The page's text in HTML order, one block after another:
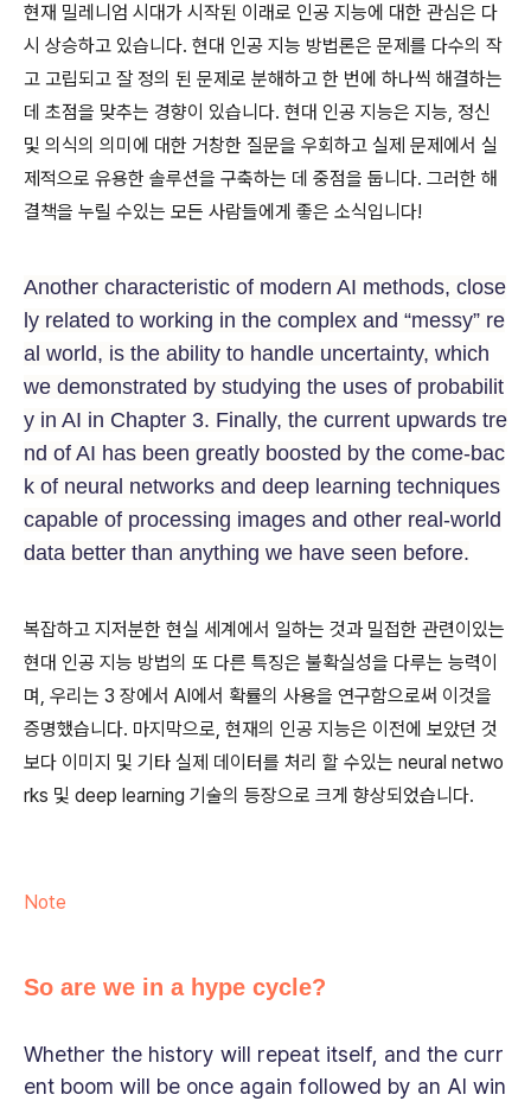
현재 밀레니엄 시대가 시작된 이래로 인공 지능에 대한 관심은 다
시 상승하고 있습니다. 현대 인공 지능 방법론은 문제를 다수의 작
고 고립되고 잘 정의 된 문제로 분해하고 한 번에 하나씩 해결하는
데 초점을 맞추는 경향이 있습니다. 현대 인공 지능은 지능, 정신
및 의식의 의미에 대한 거창한 질문을 우회하고 실제 문제에서 실
제적으로 유용한 솔루션을 구축하는 데 중점을 둡니다. 그러한 해
결책을 누릴 수있는 모든 사람들에게 좋은 소식입니다!
Another characteristic of modern AI methods, close
ly related to working in the complex and “messy” re
al world, is the ability to handle uncertainty, which
we demonstrated by studying the uses of probabilit
y in AI in Chapter 3. Finally, the current upwards tre
nd of AI has been greatly boosted by the come-bac
k of neural networks and deep learning techniques
capable of processing images and other real-world
data better than anything we have seen before.
복잡하고 지저분한 현실 세계에서 일하는 것과 밀접한 관련이있는
현대 인공 지능 방법의 또 다른 특징은 불확실성을 다루는 능력이
며, 우리는 3 장에서 AI에서 확률의 사용을 연구함으로써 이것을
증명했습니다. 마지막으로, 현재의 인공 지능은 이전에 보았던 것
보다 이미지 및 기타 실제 데이터를 처리 할 수있는 neural netwo
rks 및 deep learning 기술의 등장으로 크게 향상되었습니다.
Note
So are we in a hype cycle?
Whether the history will repeat itself, and the curr
ent boom will be once again followed by an AI win